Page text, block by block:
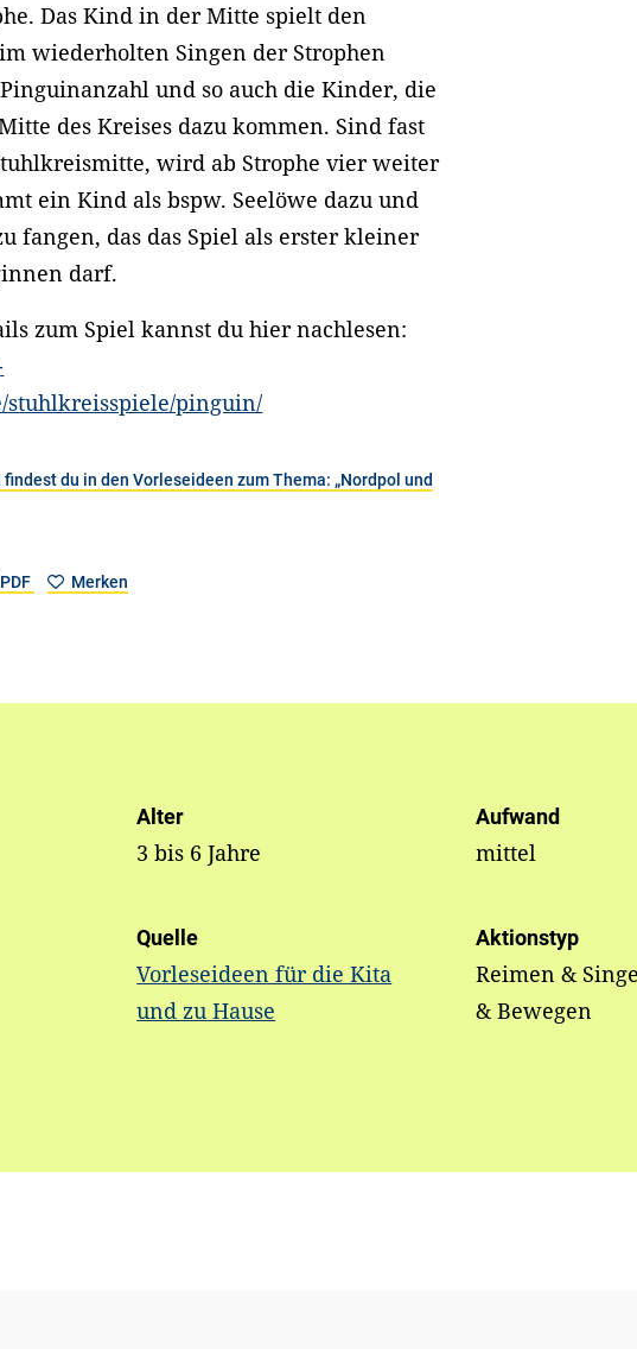
Das Kind in der Mitte spielt den
wiederholten Singen der Strophen
und so auch die Kinder, die
des Kreises dazu kommen. Sind fast
wird ab Strophe vier weiter
ein Kind als bspw. Seelöwe dazu und
fangen, das das Spiel als erster kleiner
darf.
zum Spiel kannst du hier nachlesen:
stuhlkreisspiele/pinguin/
du in den Vorleseideen zum Thema: „Nordpol und
Merken
Alter
3 bis 6 Jahre
Aufwand
mittel
Quelle
Vorleseideen für die Kita
und zu Hause
Aktionstyp
Reimen &
& Bewegen